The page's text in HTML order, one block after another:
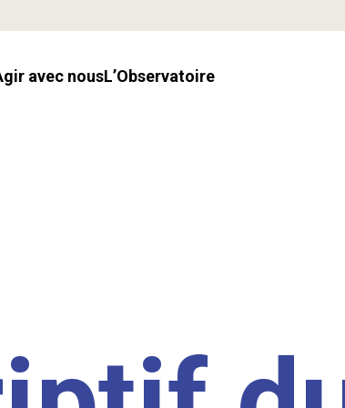
Agir avec nous l’Observatoire